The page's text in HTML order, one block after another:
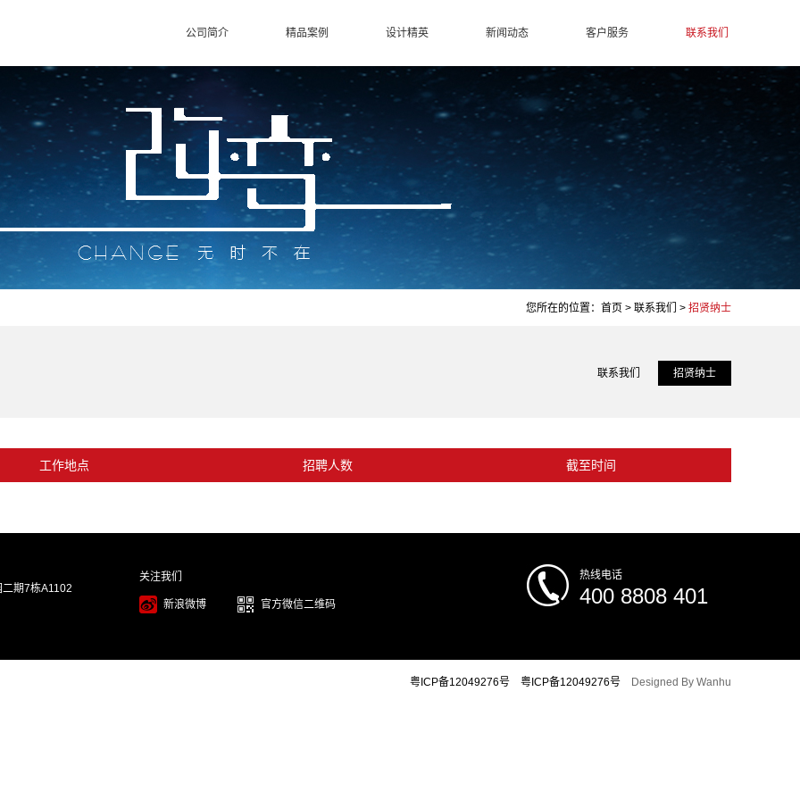
公司简介 精品案例 设计精英 新闻动态 客户服务 联系我们
您所在的位置： 首页 > 联系我们 > 招贤纳士
联系我们 招贤纳士
工作地点 招聘人数 截至时间
期7栋A1102
关注我们
新浪微博 官方微信二维码
热线电话
400 8808 401
粤ICP备12049276号 粤ICP备12049276号 Designed By Wanhu